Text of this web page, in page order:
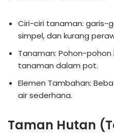
Ciri-ciri tanaman: garis-
simpel, dan kurang
Tanaman: Pohon-pohon
tanaman dalam pot.
Elemen Tambahan:
air sederhana.
Taman Hutan